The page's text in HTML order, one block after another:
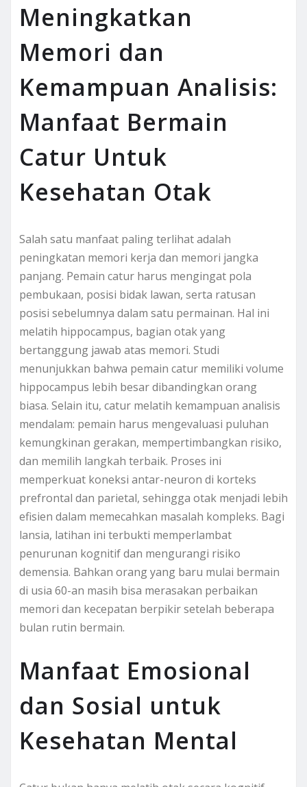
Meningkatkan
Memori dan
Kemampuan Analisis:
Manfaat Bermain
Catur Untuk
Kesehatan Otak
Salah satu manfaat paling terlihat adalah
peningkatan memori kerja dan memori jangka
panjang. Pemain catur harus mengingat pola
pembukaan, posisi bidak lawan, serta ratusan
posisi sebelumnya dalam satu permainan. Hal ini
melatih hippocampus, bagian otak yang
bertanggung jawab atas memori. Studi
menunjukkan bahwa pemain catur memiliki volume
hippocampus lebih besar dibandingkan orang
biasa. Selain itu, catur melatih kemampuan analisis
mendalam: pemain harus mengevaluasi puluhan
kemungkinan gerakan, mempertimbangkan risiko,
dan memilih langkah terbaik. Proses ini
memperkuat koneksi antar-neuron di korteks
prefrontal dan parietal, sehingga otak menjadi lebih
efisien dalam memecahkan masalah kompleks. Bagi
lansia, latihan ini terbukti memperlambat
penurunan kognitif dan mengurangi risiko
demensia. Bahkan orang yang baru mulai bermain
di usia 60-an masih bisa merasakan perbaikan
memori dan kecepatan berpikir setelah beberapa
bulan rutin bermain.
Manfaat Emosional
dan Sosial untuk
Kesehatan Mental